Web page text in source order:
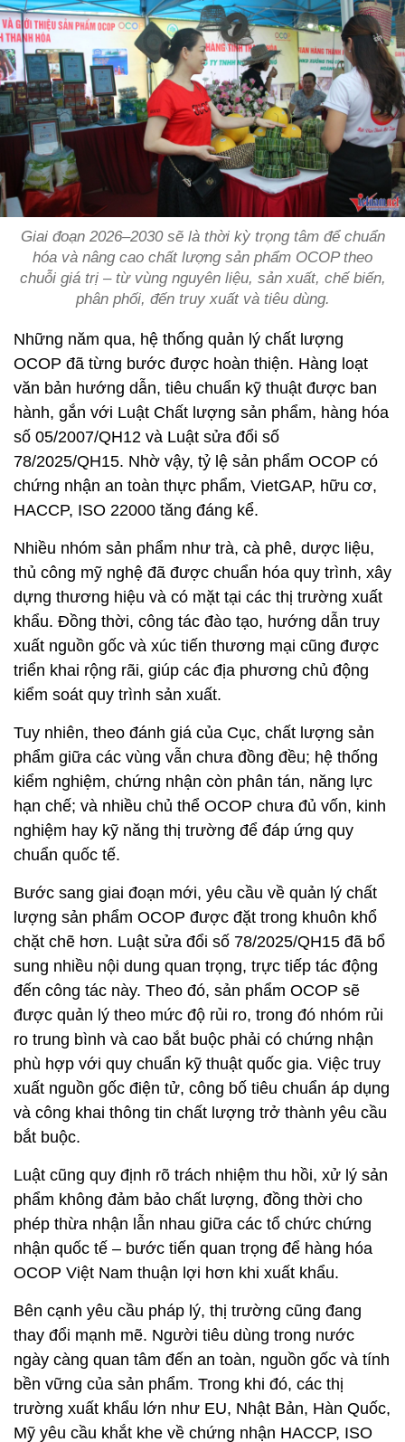
Giai đoạn 2026–2030 sẽ là thời kỳ trọng tâm để chuẩn
hóa và nâng cao chất lượng sản phẩm OCOP theo
chuỗi giá trị – từ vùng nguyên liệu, sản xuất, chế biến,
phân phối, đến truy xuất và tiêu dùng.
Những năm qua, hệ thống quản lý chất lượng
OCOP đã từng bước được hoàn thiện. Hàng loạt
văn bản hướng dẫn, tiêu chuẩn kỹ thuật được ban
hành, gắn với Luật Chất lượng sản phẩm, hàng hóa
số 05/2007/QH12 và Luật sửa đổi số
78/2025/QH15. Nhờ vậy, tỷ lệ sản phẩm OCOP có
chứng nhận an toàn thực phẩm, VietGAP, hữu cơ,
HACCP, ISO 22000 tăng đáng kể.
Nhiều nhóm sản phẩm như trà, cà phê, dược liệu,
thủ công mỹ nghệ đã được chuẩn hóa quy trình, xây
dựng thương hiệu và có mặt tại các thị trường xuất
khẩu. Đồng thời, công tác đào tạo, hướng dẫn truy
xuất nguồn gốc và xúc tiến thương mại cũng được
triển khai rộng rãi, giúp các địa phương chủ động
kiểm soát quy trình sản xuất.
Tuy nhiên, theo đánh giá của Cục, chất lượng sản
phẩm giữa các vùng vẫn chưa đồng đều; hệ thống
kiểm nghiệm, chứng nhận còn phân tán, năng lực
hạn chế; và nhiều chủ thể OCOP chưa đủ vốn, kinh
nghiệm hay kỹ năng thị trường để đáp ứng quy
chuẩn quốc tế.
Bước sang giai đoạn mới, yêu cầu về quản lý chất
lượng sản phẩm OCOP được đặt trong khuôn khổ
chặt chẽ hơn. Luật sửa đổi số 78/2025/QH15 đã bổ
sung nhiều nội dung quan trọng, trực tiếp tác động
đến công tác này. Theo đó, sản phẩm OCOP sẽ
được quản lý theo mức độ rủi ro, trong đó nhóm rủi
ro trung bình và cao bắt buộc phải có chứng nhận
phù hợp với quy chuẩn kỹ thuật quốc gia. Việc truy
xuất nguồn gốc điện tử, công bố tiêu chuẩn áp dụng
và công khai thông tin chất lượng trở thành yêu cầu
bắt buộc.
Luật cũng quy định rõ trách nhiệm thu hồi, xử lý sản
phẩm không đảm bảo chất lượng, đồng thời cho
phép thừa nhận lẫn nhau giữa các tổ chức chứng
nhận quốc tế – bước tiến quan trọng để hàng hóa
OCOP Việt Nam thuận lợi hơn khi xuất khẩu.
Bên cạnh yêu cầu pháp lý, thị trường cũng đang
thay đổi mạnh mẽ. Người tiêu dùng trong nước
ngày càng quan tâm đến an toàn, nguồn gốc và tính
bền vững của sản phẩm. Trong khi đó, các thị
trường xuất khẩu lớn như EU, Nhật Bản, Hàn Quốc,
Mỹ yêu cầu khắt khe về chứng nhận HACCP, ISO